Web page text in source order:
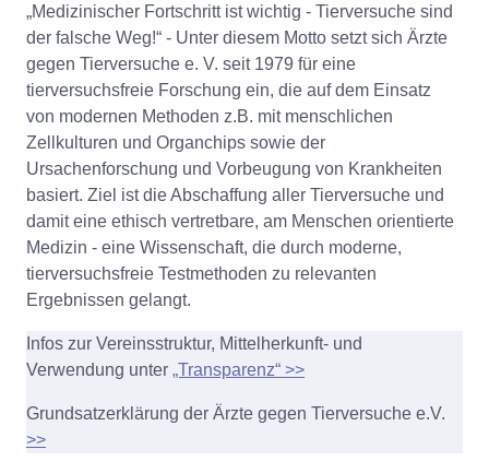
„Medizinischer Fortschritt ist wichtig - Tierversuche sind
der falsche Weg!“ - Unter diesem Motto setzt sich Ärzte
gegen Tierversuche e. V. seit 1979 für eine
tierversuchsfreie Forschung ein, die auf dem Einsatz
von modernen Methoden z.B. mit menschlichen
Zellkulturen und Organchips sowie der
Ursachenforschung und Vorbeugung von Krankheiten
basiert. Ziel ist die Abschaffung aller Tierversuche und
damit eine ethisch vertretbare, am Menschen orientierte
Medizin - eine Wissenschaft, die durch moderne,
tierversuchsfreie Testmethoden zu relevanten
Ergebnissen gelangt.
Infos zur Vereinsstruktur, Mittelherkunft- und
Verwendung unter „Transparenz“ >>
Grundsatzerklärung der Ärzte gegen Tierversuche e.V.
>>